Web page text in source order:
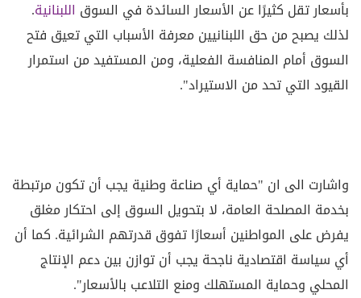
بأسعار تقل كثيرًا عن الأسعار السائدة في السوق اللبنانية.
لذلك يصبح من حق اللبنانيين معرفة الأسباب التي تعيق فتح
السوق أمام المنافسة الفعلية، ومن المستفيد من استمرار
القيود التي تحد من الاستيراد".
واشارت الى ان "حماية أي صناعة وطنية يجب أن تكون مرتبطة
بخدمة المصلحة العامة، لا بتحويل السوق إلى احتكار مغلق
يفرض على المواطنين أسعارًا تفوق قدرتهم الشرائية. كما أن
أي سياسة اقتصادية ناجحة يجب أن توازن بين دعم الإنتاج
المحلي وحماية المستهلك ومنع التلاعب بالأسعار".